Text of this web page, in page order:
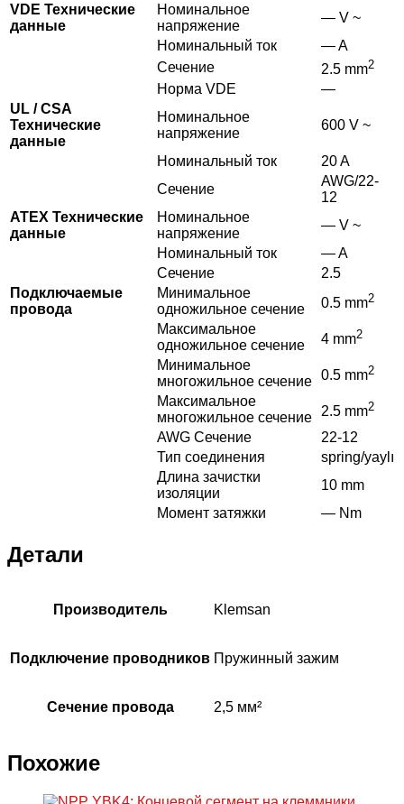
VDE Технические
данные
Номинальное
напряжение
— V ~
Номинальный ток
— A
Сечение
2.5 mm2
Норма VDE
—
UL / CSA
Технические
данные
Номинальное
напряжение
600 V ~
Номинальный ток
20 A
Сечение
AWG/22-
12
ATEX Технические
данные
Номинальное
напряжение
— V ~
Номинальный ток
— A
Сечение
2.5
Подключаемые
провода
Минимальное
одножильное сечение
0.5 mm2
Максимальное
одножильное сечение
4 mm2
Минимальное
многожильное сечение 0.5 mm2
Максимальное
многожильное сечение
2.5 mm2
AWG Сечение
22-12
Тип соединения
spring/yaylı
Длина зачистки
изоляции
10 mm
Момент затяжки
— Nm
Детали
Производитель Klemsan
Подключение проводников Пружинный зажим
Сечение провода 2,5 мм²
Похожие